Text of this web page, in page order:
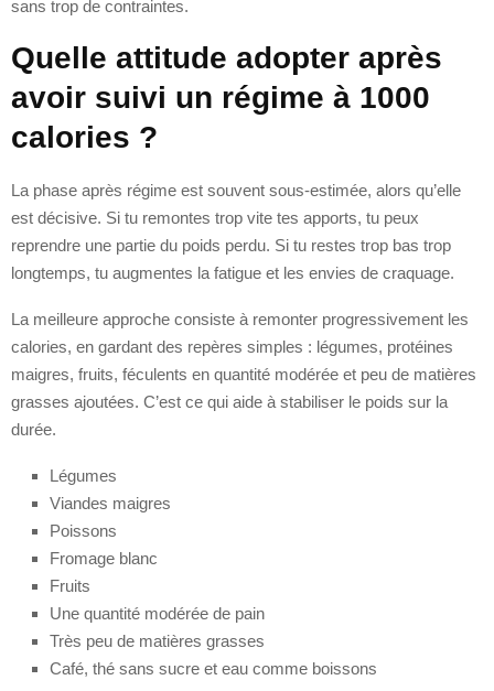
sans trop de contraintes.
Quelle attitude adopter après
avoir suivi un régime à 1000
calories ?
La phase après régime est souvent sous-estimée, alors qu’elle
est décisive. Si tu remontes trop vite tes apports, tu peux
reprendre une partie du poids perdu. Si tu restes trop bas trop
longtemps, tu augmentes la fatigue et les envies de craquage.
La meilleure approche consiste à remonter progressivement les
calories, en gardant des repères simples : légumes, protéines
maigres, fruits, féculents en quantité modérée et peu de matières
grasses ajoutées. C’est ce qui aide à stabiliser le poids sur la
durée.
Légumes
Viandes maigres
Poissons
Fromage blanc
Fruits
Une quantité modérée de pain
Très peu de matières grasses
Café, thé sans sucre et eau comme boissons